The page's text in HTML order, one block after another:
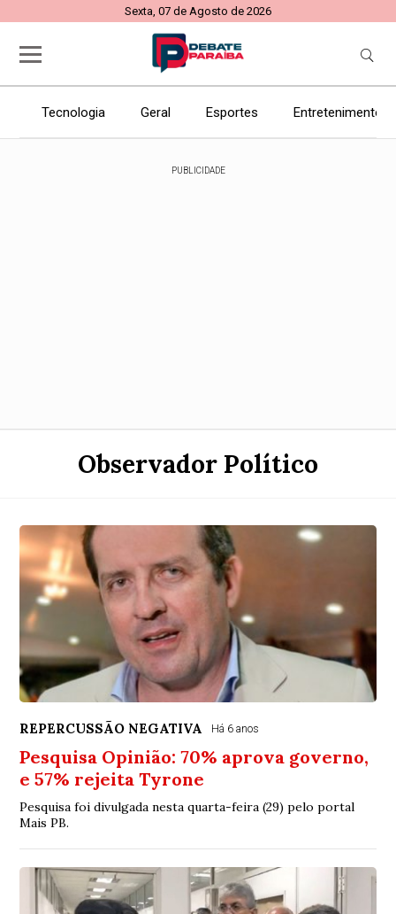
Sexta, 07 de Agosto de 2026
Tecnologia Geral Esportes Entretenimento
PUBLICIDADE
Observador Político
REPERCUSSÃO NEGATIVA Há 6 anos
Pesquisa Opinião: 70% aprova governo,
e 57% rejeita Tyrone
Pesquisa foi divulgada nesta quarta-feira (29) pelo portal
Mais PB.